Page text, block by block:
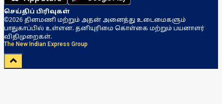
செய்திப் பிரிவுகள்
©2026 தினமணி மற்றும் அதன் அனைத்து உடைமைகளும்
பாதுகாப்பில் உள்ளன. தனியுரிமை கொள்கை மற்றும் பயனாளர்
விதிமுறைகள்.
The New Indian Express Group